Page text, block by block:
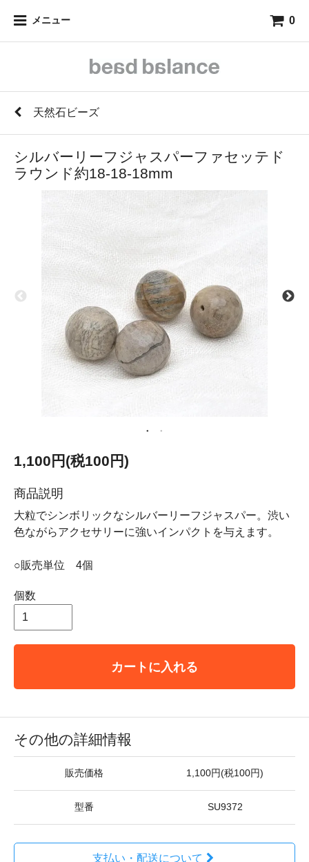
メニュー 0
天然石ビーズ
シルバーリーフジャスパーファセッテド
ラウンド約18-18-18mm
1,100円(税100円)
商品説明
大粒でシンボリックなシルバーリーフジャスパー。渋い
色ながらアクセサリーに強いインパクトを与えます。
○販売単位 4個
個数
カートに入れる
その他の詳細情報
販売価格 1,100円(税100円)
型番 SU9372
支払い・配送について